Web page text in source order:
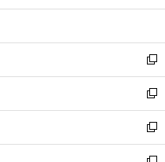
開
ウ
開
く
ン
ウ
で
開
く
ウ
ン
ド
ウ
で
開
く
新
し
い
ウ
ィ
ン
新
し
い
ウ
新
し